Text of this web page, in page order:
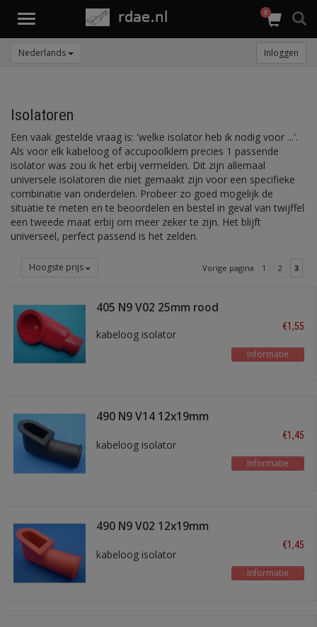
Toggle
0
Nederlands Inloggen
Isolatoren
Een vaak gestelde vraag is: 'welke isolator heb ik nodig voor ...'.
Als voor elk kabeloog of accupoolklem precies 1 passende
isolator was zou ik het erbij vermelden. Dit zijn allemaal
universele isolatoren die niet gemaakt zijn voor een specifieke
combinatie van onderdelen. Probeer zo goed mogelijk de
situatie te meten en te beoordelen en bestel in geval van twijffel
een tweede maat erbij om meer zeker te zijn. Het blijft
universeel, perfect passend is het zelden.
Hoogste prijs Vorige pagina 1 2 3
405 N9 V02 25mm rood
kabeloog isolator
€1,55
Informatie
490 N9 V14 12x19mm
kabeloog isolator
€1,45
Informatie
490 N9 V02 12x19mm
kabeloog isolator
€1,45
Informatie